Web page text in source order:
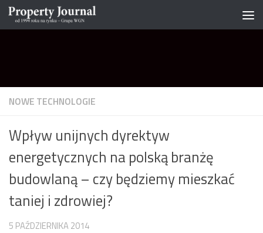
Skip to content
NOWE TECHNOLOGIE
Wpływ unijnych dyrektyw
energetycznych na polską branżę
budowlaną – czy będziemy mieszkać
taniej i zdrowiej?
5 PAŹDZIERNIKA 2014